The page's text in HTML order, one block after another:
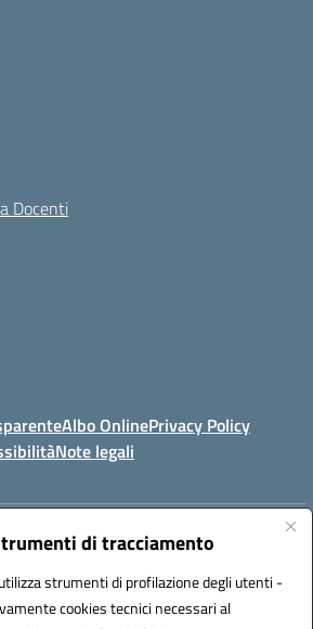
di tracciamento
strumenti di profilazione degli utenti -
cookies tecnici necessari al
Docenti
Albo OnlinePrivacy Policy
Note legali
– Cap. 89861 – Tropea (VV)
(PEC):vvic82200d@pec.istruzione.it